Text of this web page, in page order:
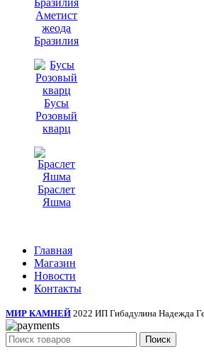
Аметист
жеода
Бразилия
Бусы
Розовый
кварц
Браслет
Яшма
Главная
Магазин
Новости
Контакты
МИР КАМНЕЙ 2022 ИП Гибадулина Надежда
Поиск